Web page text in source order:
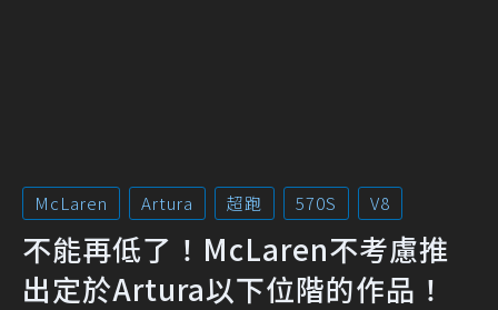
McLaren Artura 超跑 570S V8
不能再低了！McLaren不考慮推
出定於Artura以下位階的作品！